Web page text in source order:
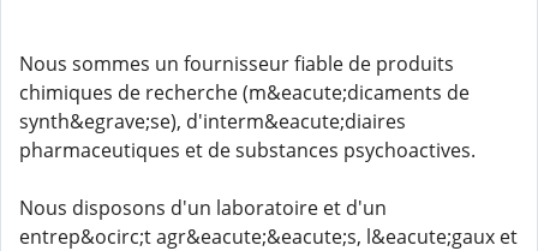
Nous sommes un fournisseur fiable de produits
chimiques de recherche (m&eacute;dicaments de
synth&egrave;se), d'interm&eacute;diaires
pharmaceutiques et de substances psychoactives.
Nous disposons d'un laboratoire et d'un
entrep&ocirc;t agr&eacute;&eacute;s, l&eacute;gaux et